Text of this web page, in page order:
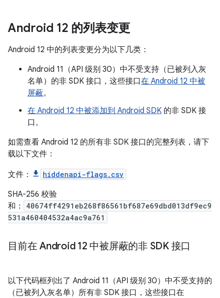
Android 12 的列表变更
Android 12 中的列表变更分为以下几类：
Android 11（API 级别 30）中不受支持（已被列入灰
名单）的非 SDK 接口，这些接口在 Android 12 中被
屏蔽。
在 Android 12 中被添加到 Android SDK 的非 SDK 接
口。
如需查看 Android 12 的所有非 SDK 接口的完整列表，请下
载以下文件：
文件： hiddenapi-flags.csv
SHA-256 校验
和：
40674ff4291eb268f86561bf687e69dbd013df9ec9
531a460404532a4ac9a761
目前在 Android 12 中被屏蔽的非 SDK 接口
以下代码框列出了 Android 11（API 级别 30）中不受支持的
（已被列入灰名单）所有非 SDK 接口，这些接口在